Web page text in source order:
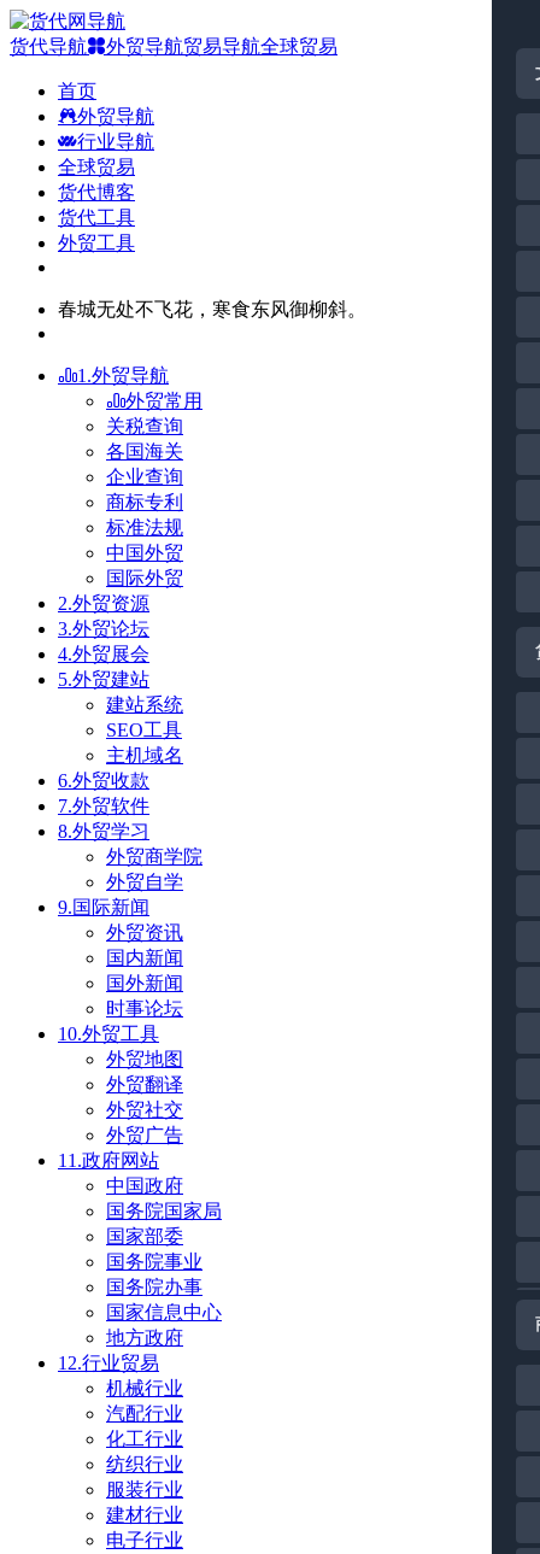
货代导航 外贸导航贸易导航全球贸易
首页
外贸导航
行业导航
全球贸易
货代博客
货代工具
外贸工具
春城无处不飞花，寒食东风御柳斜。
1.外贸导航
外贸常用
关税查询
各国海关
企业查询
商标专利
标准法规
中国外贸
国际外贸
2.外贸资源
3.外贸论坛
4.外贸展会
5.外贸建站
建站系统
SEO工具
主机域名
6.外贸收款
7.外贸软件
8.外贸学习
外贸商学院
外贸自学
9.国际新闻
外贸资讯
国内新闻
国外新闻
时事论坛
10.外贸工具
外贸地图
外贸翻译
外贸社交
外贸广告
11.政府网站
中国政府
国务院国家局
国家部委
国务院事业
国务院办事
国家信息中心
地方政府
12.行业贸易
机械行业
汽配行业
化工行业
纺织行业
服装行业
建材行业
电子行业